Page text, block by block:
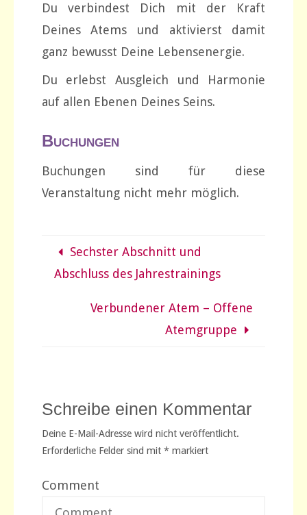
Du verbindest Dich mit der Kraft
Deines Atems und aktivierst damit
ganz bewusst Deine Lebensenergie.
Du erlebst Ausgleich und Harmonie
auf allen Ebenen Deines Seins.
Buchungen
Buchungen sind für diese
Veranstaltung nicht mehr möglich.
Sechster Abschnitt und
Abschluss des Jahrestrainings
Verbundener Atem – Offene
Atemgruppe
Schreibe einen Kommentar
Deine E-Mail-Adresse wird nicht veröffentlicht.
Erforderliche Felder sind mit *markiert
Comment